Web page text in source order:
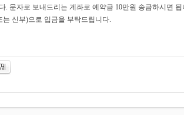
. 문자로 보내드리는 계좌로 예약금 10만원 송금하시면 됩
신부)으로 입금을 부탁드립니다.